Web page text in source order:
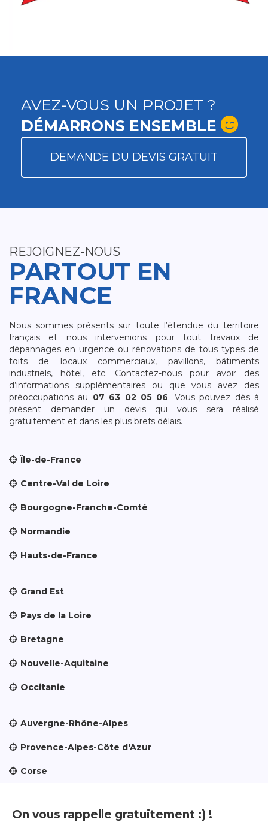
AVEZ-VOUS UN PROJET ?
DÉMARRONS ENSEMBLE
DEMANDE DU DEVIS GRATUIT
REJOIGNEZ-NOUS
PARTOUT EN
FRANCE
Nous sommes présents sur toute l’étendue du territoire
français et nous intervenions pour tout travaux de
dépannages en urgence ou rénovations de tous types de
toits de locaux commerciaux, pavillons, bâtiments
industriels, hôtel, etc. Contactez-nous pour avoir des
d’informations supplémentaires ou que vous avez des
préoccupations au 07 63 02 05 06. Vous pouvez dès à
présent demander un devis qui vous sera réalisé
gratuitement et dans les plus brefs délais.
Île-de-France
Centre-Val de Loire
Bourgogne-Franche-Comté
Normandie
Hauts-de-France
Grand Est
Pays de la Loire
Bretagne
Nouvelle-Aquitaine
Occitanie
Auvergne-Rhône-Alpes
Provence-Alpes-Côte d'Azur
Corse
On vous rappelle gratuitement :) !